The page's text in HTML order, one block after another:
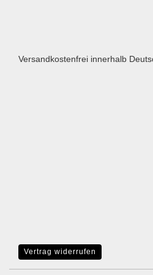
Versandkostenfrei innerhalb
Vertrag widerrufen